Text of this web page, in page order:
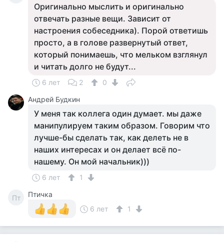
Оригинально мыслить и оригинально
отвечать разные вещи. Зависит от
настроения собеседника). Порой ответишь
просто, а в голове развернутый ответ,
который понимаешь, что мельком взглянул
и читать долго не будут...
6 лет 2
0
Андрей Будкин
У меня так коллега один думает. мы даже
манипулируем таким образом. Говорим что
лучше-бы сделать так, как делеть не в
наших интересах и он делает всё по-
нашему. Он мой начальник)))
6 лет 1
Пт
Птичка
6 лет
1